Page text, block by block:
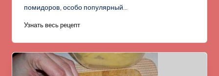
помидоров, особо популярный…
Узнать весь рецепт